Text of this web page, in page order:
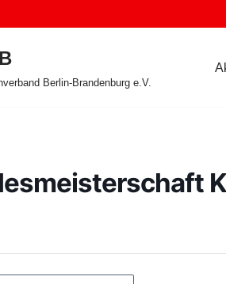
Berlin-Brandenburg e.V.